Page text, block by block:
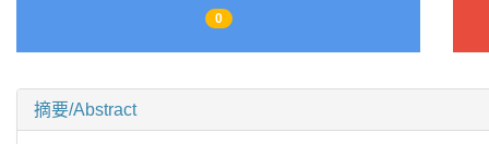
0
摘要/Abstract